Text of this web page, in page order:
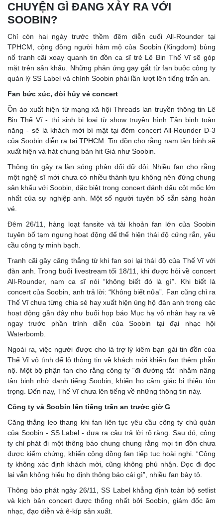
CHUYỆN GÌ ĐANG XẢY RA VỚI
SOOBIN?
Chỉ còn hai ngày trước thềm đêm diễn cuối All-Rounder tại
TPHCM, cộng đồng người hâm mộ của Soobin (Kingdom) bùng
nổ tranh cãi xoay quanh tin đồn ca sĩ trẻ Lê Bin Thế Vĩ sẽ góp
mặt trên sân khấu. Những phản ứng gay gắt từ fan buộc công ty
quản lý SS Label và chính Soobin phải lần lượt lên tiếng trấn an.
Fan bức xúc, đòi hủy vé concert
Ồn ào xuất hiện từ mạng xã hội Threads lan truyền thông tin Lê
Bin Thế Vĩ - thí sinh bị loại từ show truyền hình Tân binh toàn
năng - sẽ là khách mời bí mật tại đêm concert All-Rounder D-3
của Soobin diễn ra tại TPHCM. Tin đồn cho rằng nam tân binh sẽ
xuất hiện và hát chung bản hit Giá như Soobin.
Thông tin gây ra làn sóng phản đối dữ dội. Nhiều fan cho rằng
một nghệ sĩ mới chưa có nhiều thành tựu không nên đứng chung
sân khấu với Soobin, đặc biệt trong concert đánh dấu cột mốc lớn
nhất của sự nghiệp anh. Một số người tuyên bố sẵn sàng hoàn
vé.
Đêm 26/11, hàng loạt fansite và tài khoản fan lớn của Soobin
tuyên bố tạm ngưng hoạt động để thể hiện thái độ cứng rắn, yêu
cầu công ty minh bạch.
Tranh cãi gây căng thẳng từ khi fan soi lại thái độ của Thế Vĩ với
đàn anh. Trong buổi livestream tối 18/11, khi được hỏi về concert
All-Rounder, nam ca sĩ nói “không biết đó là gì”. Khi biết là
concert của Soobin, anh trả lời: “Không biết nữa”. Fan cũng chỉ ra
Thế Vĩ chưa từng chia sẻ hay xuất hiện ủng hộ đàn anh trong các
hoạt động gần đây như buổi họp báo Mục hạ vô nhân hay ra về
ngay trước phần trình diễn của Soobin tại đại nhạc hội
Waterbomb.
Ngoài ra, việc người được cho là trợ lý kiêm bạn gái tin đồn của
Thế Vĩ vô tình để lộ thông tin về khách mời khiến fan thêm phẫn
nộ. Một bộ phận fan cho rằng công ty “đi đường tắt” nhằm nâng
tân binh nhờ danh tiếng Soobin, khiến họ cảm giác bị thiếu tôn
trọng. Đến nay, Thế Vĩ chưa lên tiếng về những thông tin này.
Công ty và Soobin lên tiếng trấn an trước giờ G
Căng thẳng leo thang khi fan liên tục yêu cầu công ty chủ quản
của Soobin - SS Label - đưa ra câu trả lời rõ ràng. Sau đó, công
ty chỉ phát đi một thông báo chung chung rằng mọi tin đồn chưa
được kiểm chứng, khiến cộng đồng fan tiếp tục hoài nghi. “Công
ty không xác định khách mời, cũng không phủ nhận. Đọc đi đọc
lại vẫn không hiểu họ định thông báo cái gì”, nhiều fan bày tỏ.
Thông báo phát ngày 26/11, SS Label khẳng định toàn bộ setlist
và kịch bản concert được thống nhất bởi Soobin, giám đốc âm
nhạc, đạo diễn và ê-kíp sản xuất.